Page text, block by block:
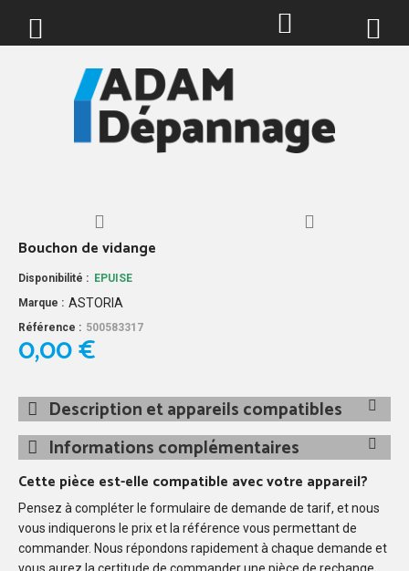
Bouchon de vidange
Disponibilité :
EPUISE
Marque : ASTORIA
Référence : 500583317
0,00 €
Description et appareils compatibles
Informations complémentaires
Cette pièce est-elle compatible avec votre appareil?
Pensez à compléter le formulaire de demande de tarif, et nous
vous indiquerons le prix et la référence vous permettant de
commander. Nous répondons rapidement à chaque demande et